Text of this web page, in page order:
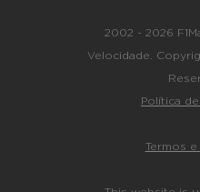
2002 - 2026
Velocidade.
Política
Termos